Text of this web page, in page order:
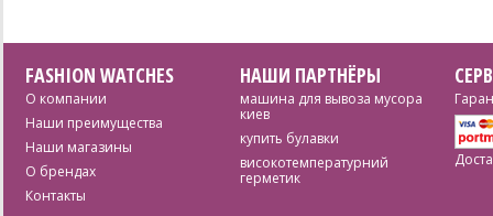
FASHION WATCHES
О компании
Наши преимущества
Наши магазины
О брендах
Контакты
НАШИ ПАРТНЁРЫ
машина для вывоза мусора
киев
купить булавки
високотемпературний
герметик